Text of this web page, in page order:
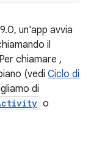
un'app avvia
il
chiamare ,
(vedi Ciclo di
di
o